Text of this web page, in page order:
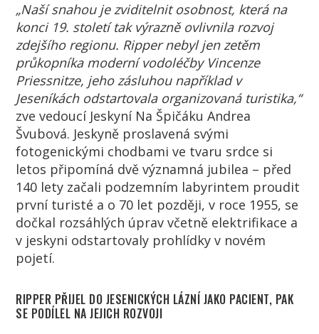
„Naší snahou je zviditelnit osobnost, která na
konci 19. století tak výrazně ovlivnila rozvoj
zdejšího regionu. Ripper nebyl jen zetěm
průkopníka moderní vodoléčby Vincenze
Priessnitze, jeho zásluhou například v
Jeseníkách odstartovala organizovaná turistika,“
zve vedoucí Jeskyní Na Špičáku Andrea
Švubová. Jeskyně proslavená svými
fotogenickými chodbami ve tvaru srdce si
letos připomíná dvě významná jubilea – před
140 lety začali podzemním labyrintem proudit
první turisté a o 70 let později, v roce 1955, se
dočkal rozsáhlých úprav včetně elektrifikace a
v jeskyni odstartovaly prohlídky v novém
pojetí.
RIPPER PŘIJEL DO JESENICKÝCH LÁZNÍ JAKO PACIENT, PAK
SE PODÍLEL NA JEJICH ROZVOJI